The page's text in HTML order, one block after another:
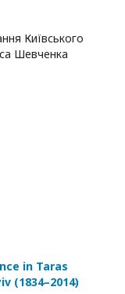
Київського
Шевченка
in Taras
(1834–2014)